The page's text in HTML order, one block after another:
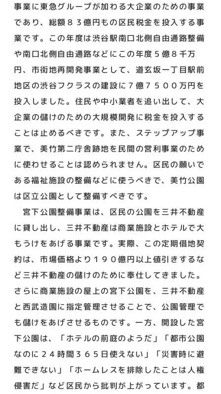
事業に東急グループが加わる大企業のための事業
であり、総額８３億円もの区民税金を投入する事
業です。この年度は渋谷駅南口北側自由通路整備
や南口北側自由通路などにこの年度５億８千万
円、市街地再開発事業として、道玄坂一丁目駅前
地区の渋谷フクラスの建設に７億７５００万円を
投入しました。住民や中小業者を追い出して、大
企業の儲けのための大規模開発に税金を投入する
ことは止めるべきです。また、ステップアップ事
業で、美竹第二庁舎跡地を民間の営利事業のため
に使わせることは認められません。区民の願いで
ある福祉施設の整備などに使うべきで、美竹公園
は区立公園として整備すべきです。
宮下公園整備事業は、区民の公園を三井不動産
に貸し出し、三井不動産は商業施設とホテルで大
もうけをあげる事業です。実際、この定期借地契
約は、市場価格より１９０億円以上値引きするな
ど三井不動産の儲けのために奉仕してきました。
さらに商業施設の屋上の宮下公園を、三井不動産
と西武造園に指定管理させることで、公園管理で
も儲けをあげさせるものです。一方、開設した宮
下公園は、「ホテルの前庭のようだ」「都市公園
なのに２４時間３６５日使えない」「災害時に避
難できない」「ホームレスを排除したことは人権
侵害だ」など区民から批判が上がっています。都